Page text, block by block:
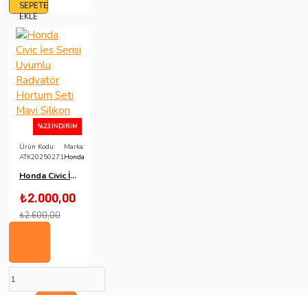
SEPETE
EKLE
%23 İNDIRIM
Ürün Kodu:
ATK20250271
Marka:
Honda
Honda Civic İes Serisi Uyumlu Radyatör Hortum Seti Mavi Silikon
₺2.000,00
₺2.600,00